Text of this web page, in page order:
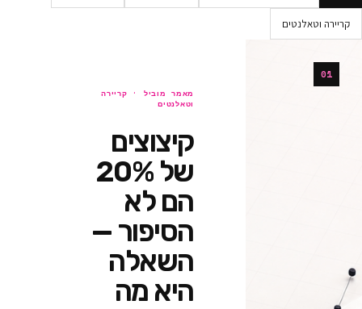
קריירה
קיצוצים
של 20%
הם לא
הסיפור —
השאלה
היא מה